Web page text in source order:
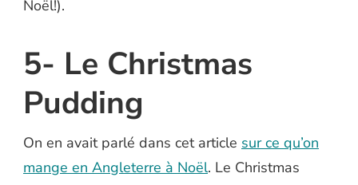
Noël!).
5- Le Christmas
Pudding
On en avait parlé dans cet article sur ce qu’on
mange en Angleterre à Noël. Le Christmas